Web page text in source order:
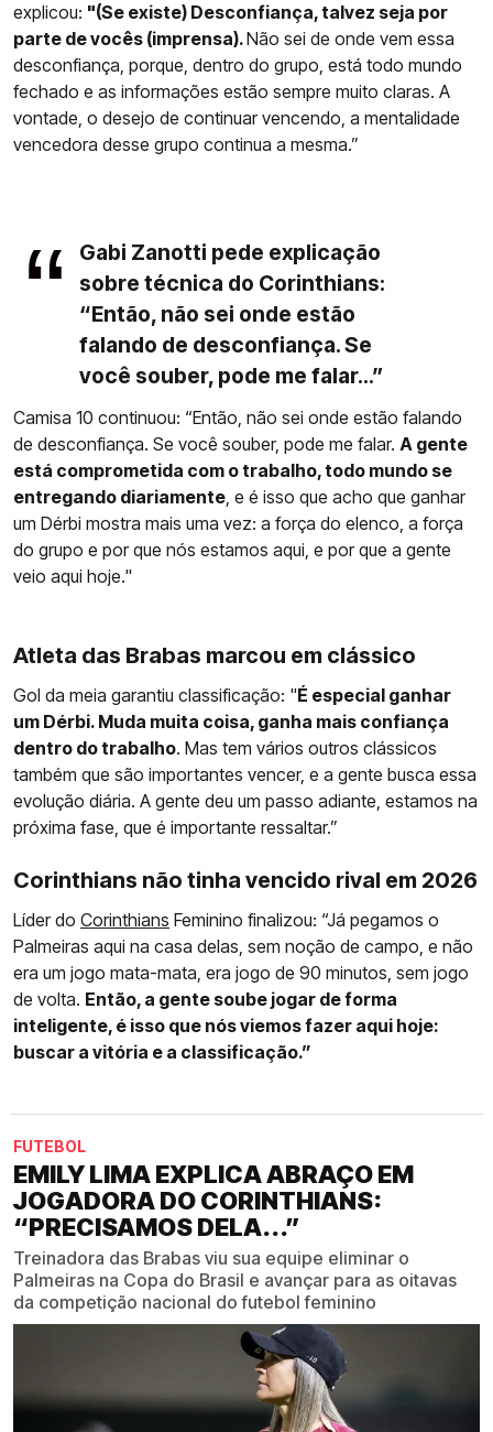
explicou: "(Se existe) Desconfiança, talvez seja por
parte de vocês (imprensa).Não sei de onde vem essa
desconfiança, porque, dentro do grupo, está todo mundo
fechado e as informações estão sempre muito claras. A
vontade, o desejo de continuar vencendo, a mentalidade
vencedora desse grupo continua a mesma.”
Gabi Zanotti pede explicação
sobre técnica do Corinthians:
“Então, não sei onde estão
falando de desconfiança. Se
você souber, pode me falar...”
Camisa 10 continuou: “Então, não sei onde estão falando
de desconfiança. Se você souber, pode me falar. A gente
está comprometida com o trabalho, todo mundo se
entregando diariamente, e é isso que acho que ganhar
um Dérbi mostra mais uma vez: a força do elenco, a força
do grupo e por que nós estamos aqui, e por que a gente
veio aqui hoje."
Atleta das Brabas marcou em clássico
Gol da meia garantiu classificação: "É especial ganhar
um Dérbi. Muda muita coisa, ganha mais confiança
dentro do trabalho. Mas tem vários outros clássicos
também que são importantes vencer, e a gente busca essa
evolução diária. A gente deu um passo adiante, estamos na
próxima fase, que é importante ressaltar.”
Corinthians não tinha vencido rival em 2026
Líder do Corinthians Feminino finalizou: “Já pegamos o
Palmeiras aqui na casa delas, sem noção de campo, e não
era um jogo mata-mata, era jogo de 90 minutos, sem jogo
de volta. Então, a gente soube jogar de forma
inteligente, é isso que nós viemos fazer aqui hoje:
buscar a vitória e a classificação.”
FUTEBOL
EMILY LIMA EXPLICA ABRAÇO EM
JOGADORA DO CORINTHIANS:
“PRECISAMOS DELA...”
Treinadora das Brabas viu sua equipe eliminar o
Palmeiras na Copa do Brasil e avançar para as oitavas
da competição nacional do futebol feminino